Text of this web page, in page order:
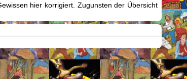
hier korrigiert. Zugunsten der Übersicht